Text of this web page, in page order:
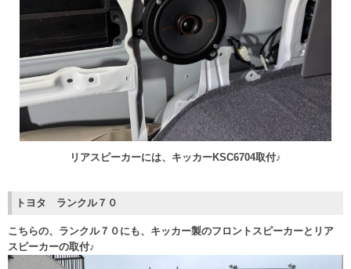
リアスピーカーには、キッカーKSC6704取付♪
トヨタ ランクル７０
こちらの、ランクル７０にも、キッカー製のフロントスピーカーとリア
スピーカーの取付♪